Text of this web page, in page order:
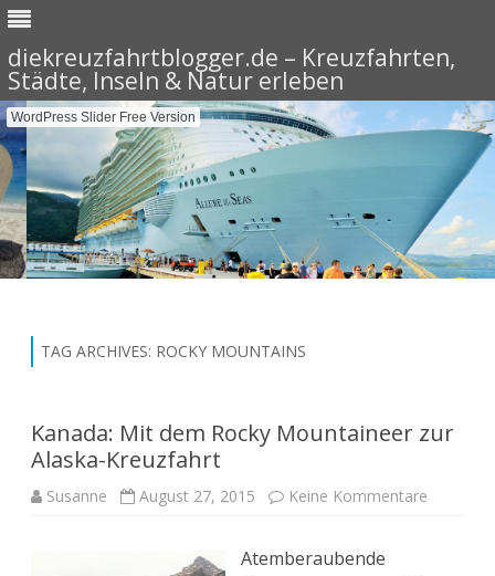
diekreuzfahrtblogger.de – Kreuzfahrten,
Städte, Inseln & Natur erleben
WordPress Slider Free Version
TAG ARCHIVES: ROCKY MOUNTAINS
Kanada: Mit dem Rocky Mountaineer zur
Alaska-Kreuzfahrt
Susanne August 27, 2015 Keine Kommentare
Atemberaubende